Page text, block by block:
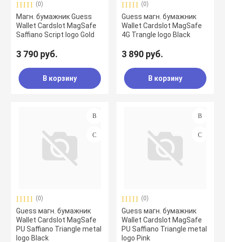
(0)
Магн. бумажник Guess
Wallet Cardslot MagSafe
Saffiano Script logo Gold
3 790 руб.
В корзину
(0)
Guess магн. бумажник
Wallet Cardslot MagSafe
4G Trangle logo Black
3 890 руб.
В корзину
(0)
Guess магн. бумажник
Wallet Cardslot MagSafe
PU Saffiano Triangle metal
logo Black
(0)
Guess магн. бумажник
Wallet Cardslot MagSafe
PU Saffiano Triangle metal
logo Pink